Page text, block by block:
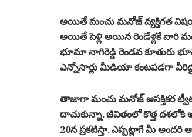
అయితే మంచు మనోజ్ వ్యక్తిగత
అయితే పెళ్లి అయిన రెండేళ్లకే వారి
భూమా నాగిరెడ్డి రెండవ కూతురు
ఎన్నోసార్లు మీడియా కంటపడగా
తాజాగా మంచు మనోజ్ ఆసక్తికర
దాచుకున్నా. జీవితంలో కొత్త దశలోకి
20న ప్రకటిస్తా. ఎప్పట్లాగే మీ